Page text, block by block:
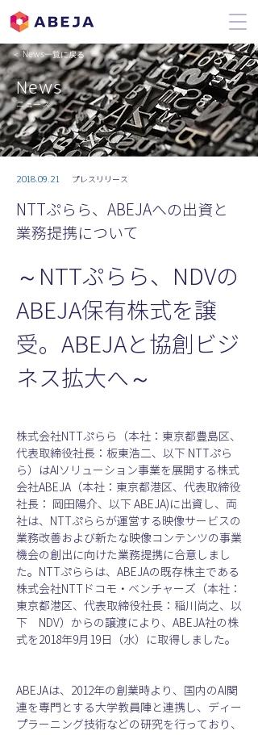
＜ News一覧に戻る
News
ニュース
2018.09.21 プレスリリース
NTTぷらら、ABEJAへの出資と
業務提携について
～NTTぷらら、NDVの
ABEJA保有株式を譲
受。ABEJAと協創ビジ
ネス拡大へ～
株式会社NTTぷらら（本社：東京都豊島区、
代表取締役社長：板東浩二、以下 NTTぷら
ら）はAIソリューション事業を展開する株式
会社ABEJA（本社：東京都港区、代表取締役
社長： 岡田陽介、以下 ABEJA)に出資し、両
社は、NTTぷららが運営する映像サービスの
業務改善および新たな映像コンテンツの事業
機会の創出に向けた業務提携に合意しまし
た。NTTぷららは、ABEJAの既存株主である
株式会社NTTドコモ・ベンチャーズ（本社：
東京都港区、代表取締役社長：稲川尚之、以
下　NDV）からの譲渡により、ABEJA社の株
式を2018年9月19日（水）に取得しました。
ABEJAは、2012年の創業時より、国内のAI関
連を専門とする大学教員陣と連携し、ディー
プラーニング技術などの研究を行っており、